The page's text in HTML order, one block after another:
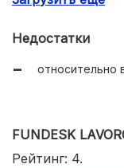
Недостатки
относительно
FUNDESK
Рейтинг: 4.